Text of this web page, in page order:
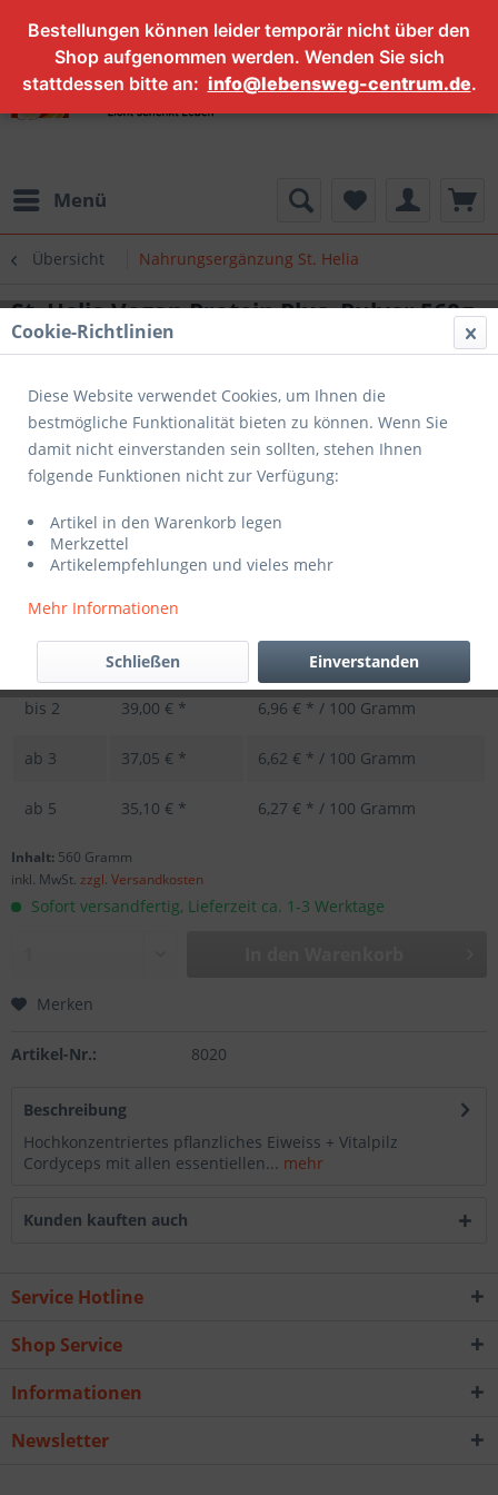
Bestellungen können leider temporär nicht über den
Shop aufgenommen werden. Wenden Sie sich
stattdessen bitte an: info@lebensweg-centrum.de.
Menü
Übersicht Nahrungsergänzung St. Helia
St. Helia Vegan Protein Plus, Pulver 560g
Stückpreis
Grundpreis
bis 2 39,00 € * 6,96 € * / 100 Gramm
ab 3 37,05 € * 6,62 € * / 100 Gramm
ab 5 35,10 € * 6,27 € * / 100 Gramm
Inhalt: 560 Gramm
inkl. MwSt. zzgl. Versandkosten
Sofort versandfertig, Lieferzeit ca. 1-3 Werktage
Merken
Artikel-Nr.: 8020
Beschreibung
Hochkonzentriertes pflanzliches Eiweiss + Vitalpilz
Cordyceps mit allen essentiellen... mehr
Kunden kauften auch
Service Hotline
Shop Service
Informationen
Newsletter
Cookie-Richtlinien
Diese Website verwendet Cookies, um Ihnen die
bestmögliche Funktionalität bieten zu können. Wenn Sie
damit nicht einverstanden sein sollten, stehen Ihnen
folgende Funktionen nicht zur Verfügung:
Artikel in den Warenkorb legen
Merkzettel
Artikelempfehlungen und vieles mehr
Mehr Informationen
Einverstanden
Schließen